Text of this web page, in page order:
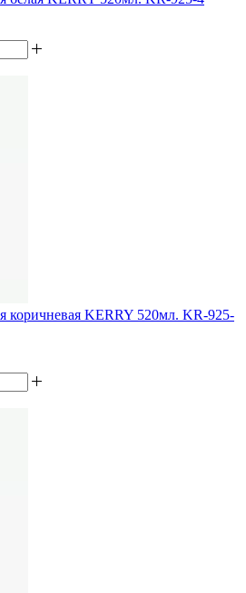
коричневая KERRY 520мл. KR-925-